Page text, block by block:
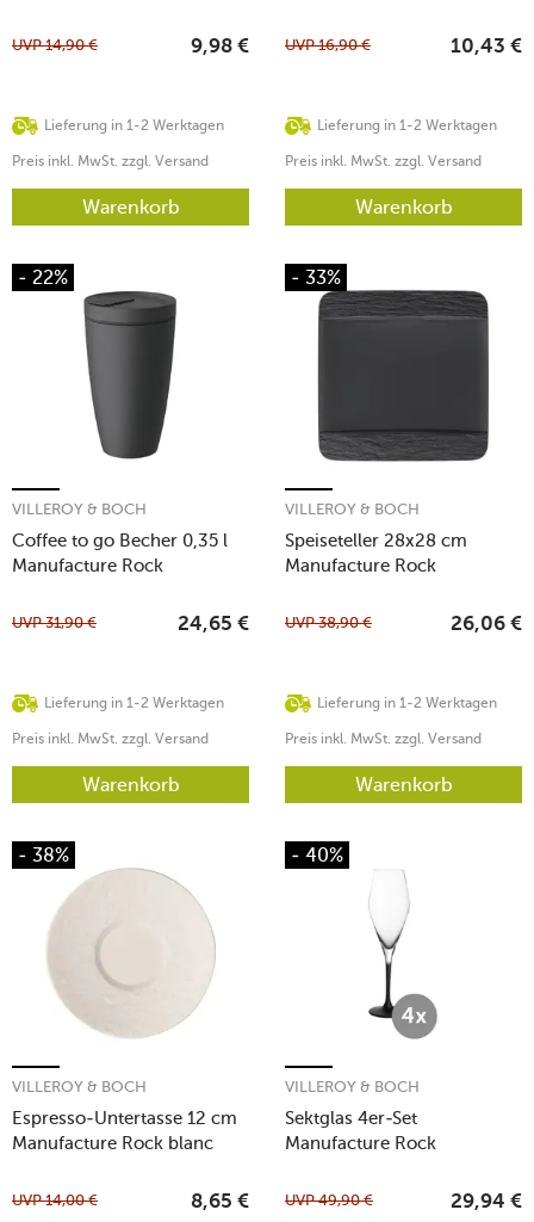
Lieferung in 1-2 Werktagen
UVP14,90 € 9,98 €
Preis inkl. MwSt. zzgl. Versand
Warenkorb
Lieferung in 1-2 Werktagen
UVP16,90 € 10,43 €
Preis inkl. MwSt. zzgl. Versand
Warenkorb
- 22%
Coffee to go Becher 0,35 l
Manufacture Rock
VILLEROY & BOCH
Lieferung in 1-2 Werktagen
UVP31,90 € 24,65 €
Preis inkl. MwSt. zzgl. Versand
Warenkorb
- 33%
Speiseteller 28x28 cm
Manufacture Rock
VILLEROY & BOCH
Lieferung in 1-2 Werktagen
UVP38,90 € 26,06 €
Preis inkl. MwSt. zzgl. Versand
Warenkorb
- 38%
Espresso-Untertasse 12 cm
Manufacture Rock blanc
VILLEROY & BOCH
UVP14,00 € 8,65 €
- 40%
Sektglas 4er-Set
Manufacture Rock
VILLEROY & BOCH
UVP49,90 € 29,94 €